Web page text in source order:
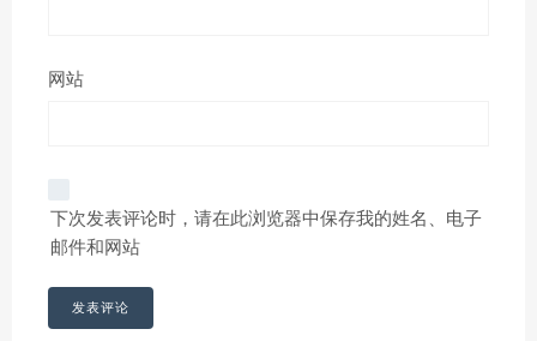
网站
下次发表评论时，请在此浏览器中保存我的姓名、电子
邮件和网站